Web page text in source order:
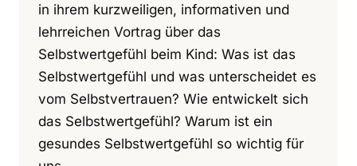
in ihrem kurzweiligen, informativen und
lehrreichen Vortrag über das
Selbstwertgefühl beim Kind: Was ist das
Selbstwertgefühl und was unterscheidet es
vom Selbstvertrauen? Wie entwickelt sich
das Selbstwertgefühl? Warum ist ein
gesundes Selbstwertgefühl so wichtig für